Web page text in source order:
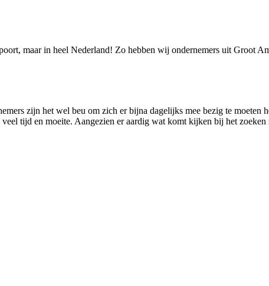
maar in heel Nederland! Zo hebben wij ondernemers uit Groot
zijn het wel beu om zich er bijna dagelijks mee bezig te
tijd en moeite. Aangezien er aardig wat komt kijken bij het